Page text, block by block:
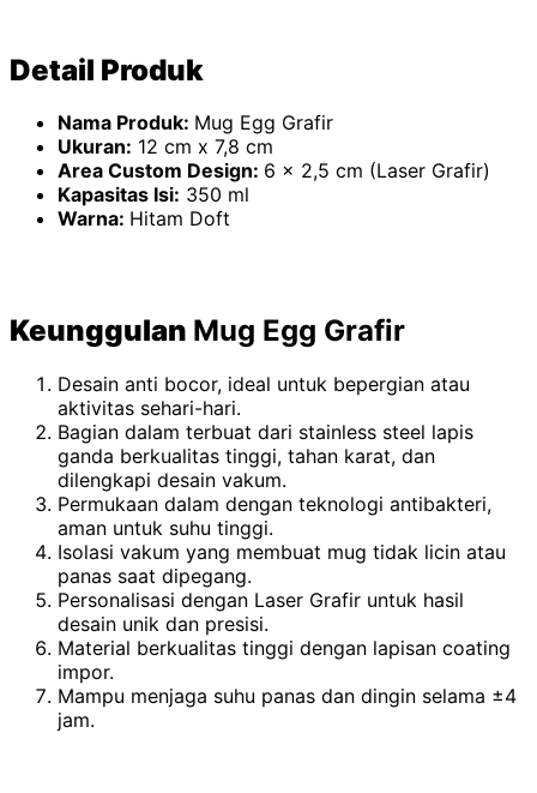
Detail Produk
Nama Produk: Mug Egg Grafir
Ukuran: 12 cm x 7,8 cm
Area Custom Design: 6 x 2,5 cm (Laser Grafir)
Kapasitas Isi: 350 ml
Warna: Hitam Doft
Keunggulan Mug Egg Grafir
Desain anti bocor, ideal untuk bepergian atau
aktivitas sehari-hari.
Bagian dalam terbuat dari stainless steel lapis
ganda berkualitas tinggi, tahan karat, dan
dilengkapi desain vakum.
Permukaan dalam dengan teknologi antibakteri,
aman untuk suhu tinggi.
Isolasi vakum yang membuat mug tidak licin atau
panas saat dipegang.
Personalisasi dengan Laser Grafir untuk hasil
desain unik dan presisi.
Material berkualitas tinggi dengan lapisan coating
impor.
Mampu menjaga suhu panas dan dingin selama ±4
jam.